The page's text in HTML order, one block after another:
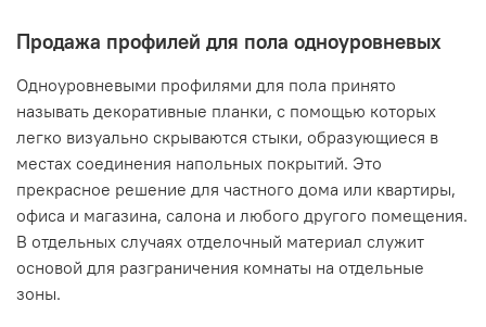
Продажа профилей для пола одноуровневых
Одноуровневыми профилями для пола принято
называть декоративные планки, с помощью которых
легко визуально скрываются стыки, образующиеся в
местах соединения напольных покрытий. Это
прекрасное решение для частного дома или квартиры,
офиса и магазина, салона и любого другого помещения.
В отдельных случаях отделочный материал служит
основой для разграничения комнаты на отдельные
зоны.